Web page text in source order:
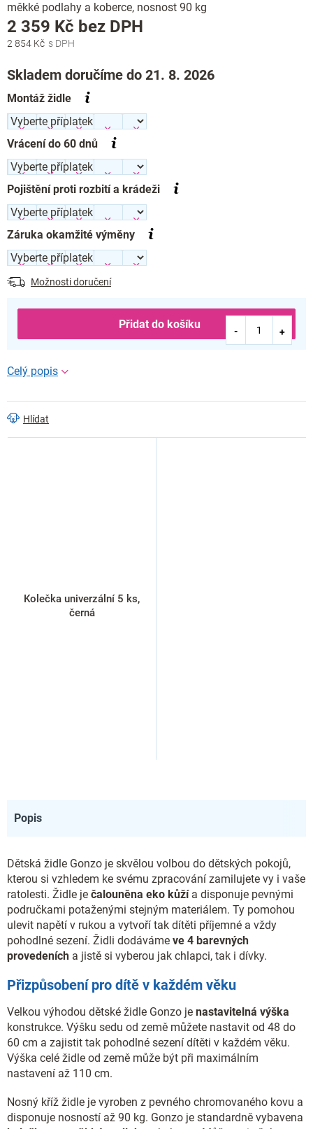
měkké podlahy a koberce, nosnost 90 kg
2 854 Kč
2 359 Kč bez DPH
Skladem doručíme do 21. 8. 2026
Montáž židle
Vrácení do 60 dnů
Pojištění proti rozbití a krádeži
Záruka okamžité výměny
Možnosti doručení
Přidat do košíku
Hlídat
Kolečka univerzální 5 ks,
černá
Popis
Dětská židle Gonzo je skvělou volbou do dětských pokojů,
kterou si vzhledem ke svému zpracování zamilujete vy i vaše
ratolesti. Židle je čalouněna eko kůžía disponuje pevnými
područkami potaženými stejným materiálem. Ty pomohou
ulevit napětí v rukou a vytvoří tak dítěti příjemné a vždy
pohodlné sezení. Židli dodáváme ve 4 barevných
provedeních a jistě si vyberou jak chlapci, tak i dívky.
Přizpůsobení pro dítě v každém věku
Velkou výhodou dětské židle Gonzo je nastavitelná výška
konstrukce. Výšku sedu od země můžete nastavit od 48 do
60 cm a zajistit tak pohodlné sezení dítěti v každém věku.
Výška celé židle od země může být při maximálním
nastavení až 110 cm.
Nosný kříž židle je vyroben z pevného chromovaného kovu a
disponuje nosností až 90 kg. Gonzo je standardně vybavena